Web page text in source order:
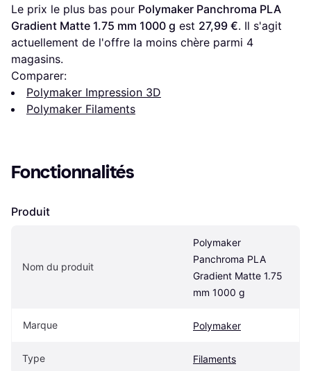
Le prix le plus bas pour Polymaker Panchroma PLA
Gradient Matte 1.75 mm 1000 g est 27,99 €. Il s'agit
actuellement de l'offre la moins chère parmi 4
magasins.
Comparer:
Polymaker Impression 3D
Polymaker Filaments
Fonctionnalités
Produit
Nom du produit
Polymaker
Panchroma PLA
Gradient Matte 1.75
mm 1000 g
Marque Polymaker
Type Filaments